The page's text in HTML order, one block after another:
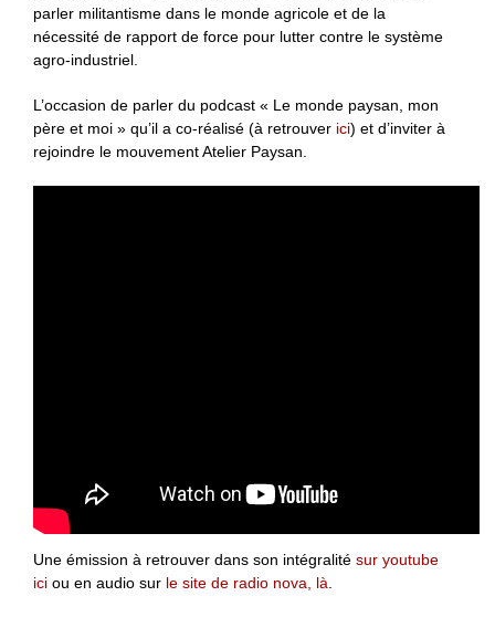
parler militantisme dans le monde agricole et de la
nécessité de rapport de force pour lutter contre le système
agro-industriel.
L’occasion de parler du podcast « Le monde paysan, mon
père et moi » qu’il a co-réalisé (à retrouver ici) et d’inviter à
rejoindre le mouvement Atelier Paysan.
Une émission à retrouver dans son intégralité sur youtube
ici ou en audio sur le site de radio nova, là.